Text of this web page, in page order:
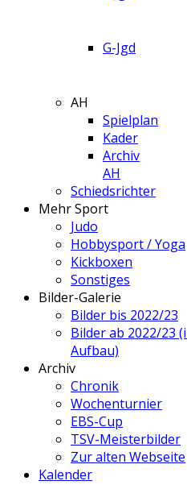
G-Jgd
AH
Spielplan
Kader
Archiv
AH
Schiedsrichter
Mehr Sport
Judo
Hobbysport / Yoga
Kickboxen
Sonstiges
Bilder-Galerie
Bilder bis 2022/23
Bilder ab 2022/23
Aufbau)
Archiv
Chronik
Wochenturnier
EBS-Cup
TSV-Meisterbilder
Zur alten Webseite
Kalender